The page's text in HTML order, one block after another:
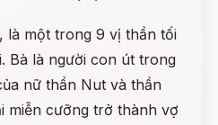
là một trong 9 vị thần tối
Bà là người con út trong
nữ thần Nut và thần
miễn cưỡng trở thành vợ